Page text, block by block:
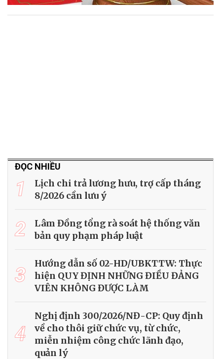
ĐỌC NHIỀU
1
Lịch chi trả lương hưu, trợ cấp tháng
8/2026 cần lưu ý
2
Lâm Đồng tổng rà soát hệ thống văn
bản quy phạm pháp luật
3
Hướng dẫn số 02-HD/UBKTTW: Thực
hiện QUY ĐỊNH NHỮNG ĐIỀU ĐẢNG
VIÊN KHÔNG ĐƯỢC LÀM
4
Nghị định 300/2026/NĐ-CP: Quy định
về cho thôi giữ chức vụ, từ chức,
miễn nhiệm công chức lãnh đạo,
quản lý